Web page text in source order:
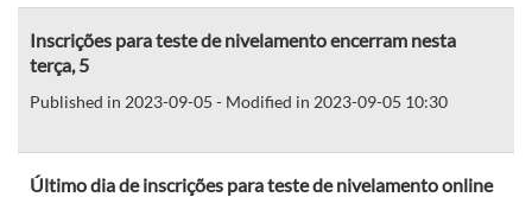
Inscrições para teste de nivelamento encerram nesta
terça, 5
Published in 2023-09-05 - Modified in 2023-09-05 10:30
Último dia de inscrições para teste de nivelamento online